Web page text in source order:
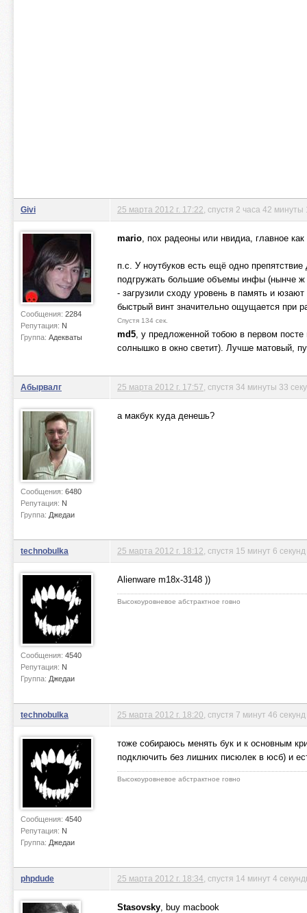
Givi
Сообщения: 2284
Репутация: N
Группа: Адекваты
25 марта 2012 г. 17:22 , спустя 2 часа 42 минуты
mario, пох радеоны или нвидиа, главное
п.с. У ноутбуков есть ещё одно
подгружать большие объемы инфы (нынче ж
- загрузили сходу уровень в память и
быстрый винт значительно ощущается при
Спустя 134 сек.
md5, у предложенной тобою в первом
солнышко в окно светит). Лучше матовый,
Абырвалг
Сообщения: 6480
Репутация: N
Группа: Джедаи
25 марта 2012 г. 17:57 , спустя 34 минуты 33
а макбук куда денешь?
technobulka
Сообщения: 4540
Репутация: N
Группа: Джедаи
25 марта 2012 г. 18:12 , спустя 15 минут 6 секунд
Alienware m18x-3148 ))
Высокоуровневое абстрактное говно
technobulka
Сообщения: 4540
Репутация: N
Группа: Джедаи
25 марта 2012 г. 18:20 , спустя 7 минут 46 секунд
тоже собираюсь менять бук и к основным
подключить без лишних писюлек в юсб) и
Высокоуровневое абстрактное говно
phpdude 25 марта 2012 г. 18:34 , спустя 14 минут 4
Stasovsky, buy macbook